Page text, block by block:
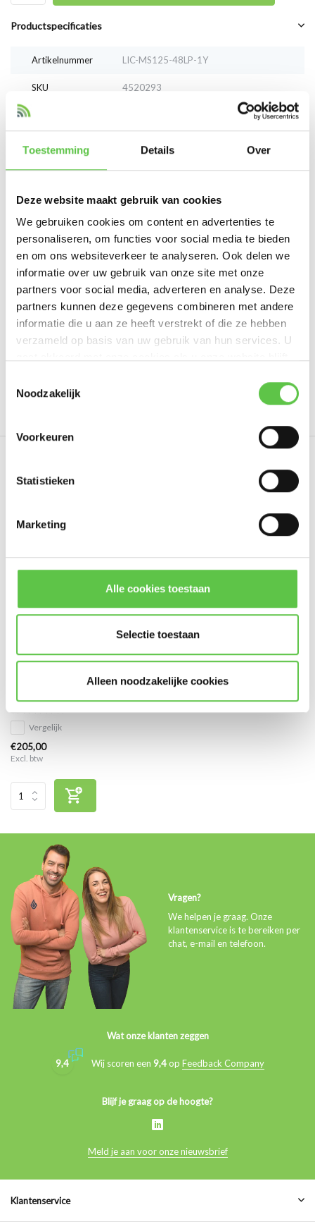
Toestemming Details Over
Deze website maakt gebruik van cookies
We gebruiken cookies om content en advertenties te
personaliseren, om functies voor social media te bieden
en om ons websiteverkeer te analyseren. Ook delen we
informatie over uw gebruik van onze site met onze
partners voor social media, adverteren en analyse. Deze
partners kunnen deze gegevens combineren met andere
informatie die u aan ze heeft verstrekt of die ze hebben
verzameld op basis van uw gebruik van hun services. U
Noodzakelijk
Voorkeuren
Statistieken
Marketing
Alle cookies toestaan
Selectie toestaan
Alleen noodzakelijke cookies
Productspecificaties
Artikelnummer LIC-MS125-48LP-1Y
SKU 4520293
Vergelijk Delen
Reviews
Based on 0 reviews
Er zijn nog geen reviews geschreven over dit product..
Tags
1 jaar LIC-MS125-
Cisco Meraki MS125-48LP
Vergelijk
€205,00
Excl. btw
Vragen?
We helpen je graag. Onze
klantenservice is te bereiken per
chat, e-mail en telefoon.
Wat onze klanten zeggen
9,4 Wij scoren een 9,4op Feedback Company
Blijf je graag op de hoogte?
Meld je aan voor onze nieuwsbrief
Klantenservice
Abonneer
* Lees hier de wettelijke beperkingen